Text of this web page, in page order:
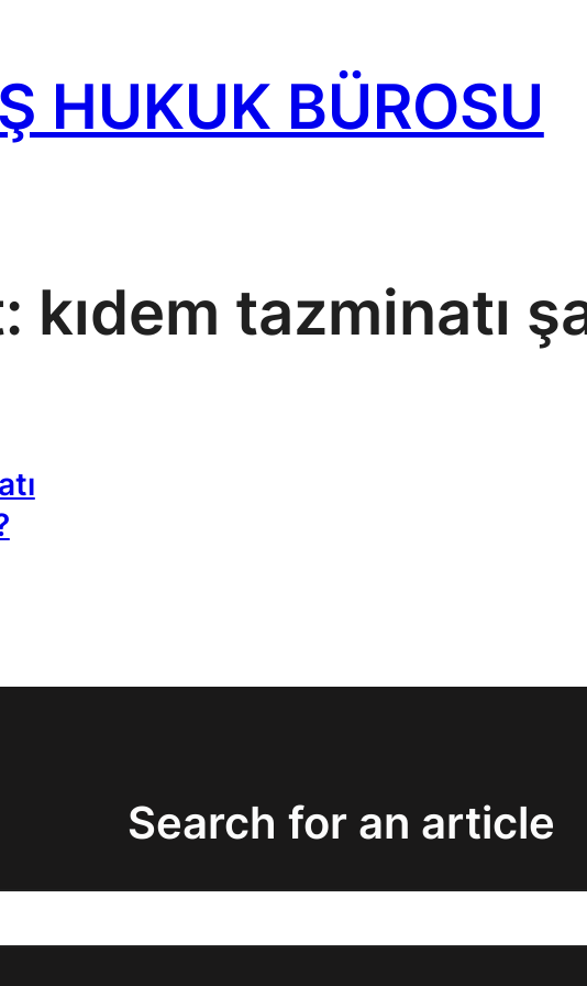
HUKUK BÜROSU
kıdem tazminatı
Search for an article